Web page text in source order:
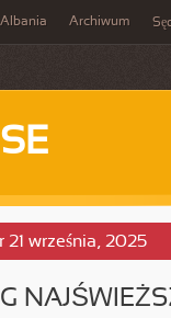
Albania Archiwum
21 września, 2025